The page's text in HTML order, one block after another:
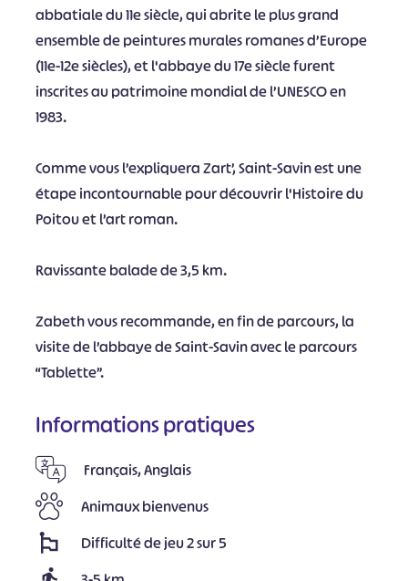
abbatiale du 11e siècle, qui abrite le plus grand
ensemble de peintures murales romanes d’Europe
(11e-12e siècles), et l'abbaye du 17e siècle furent
inscrites au patrimoine mondial de l’UNESCO en
1983.
Comme vous l’expliquera Zart’, Saint-Savin est une
étape incontournable pour découvrir l'Histoire du
Poitou et l’art roman.
Ravissante balade de 3,5 km.
Zabeth vous recommande, en fin de parcours, la
visite de l’abbaye de Saint-Savin avec le parcours
“Tablette”.
Informations pratiques
Français, Anglais
Animaux bienvenus
Difficulté de jeu 2 sur 5